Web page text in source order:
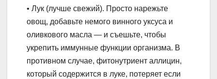
• Лук (лучше свежий). Просто нарежьте
овощ, добавьте немого винного уксуса и
оливкового масла — и съешьте, чтобы
укрепить иммунные функции организма. В
противном случае, фитонутриент аллицин,
который содержится в луке, потеряет если